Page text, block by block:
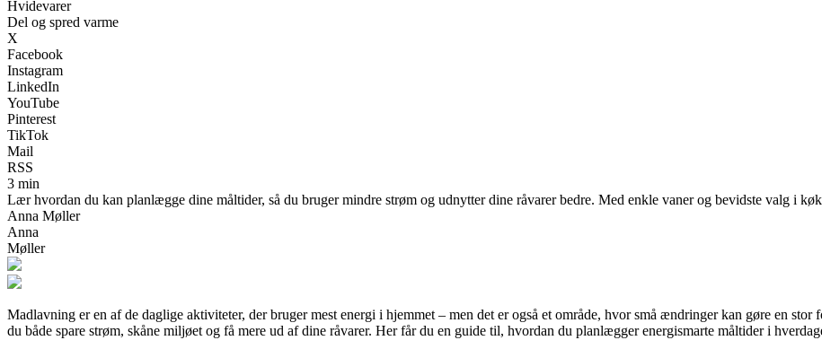
Hvidevarer
Del og spred varme
X
Facebook
Instagram
LinkedIn
YouTube
Pinterest
TikTok
Mail
RSS
3 min
Lær hvordan du kan planlægge dine måltider, så du bruger mindre strøm og udnytter dine råvarer bedre. Med enkle vaner og bevidste valg i
Anna Møller
Anna
Møller
Madlavning er en af de daglige aktiviteter, der bruger mest energi i hjemmet – men det er også et område, hvor små ændringer kan gøre en
du både spare strøm, skåne miljøet og få mere ud af dine råvarer. Her får du en guide til, hvordan du planlægger energismarte måltider i